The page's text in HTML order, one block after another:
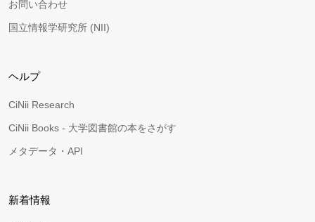
お問い合わせ
国立情報学研究所 (NII)
ヘルプ
CiNii Research
CiNii Books - 大学図書館の本をさがす
メタデータ・API
新着情報